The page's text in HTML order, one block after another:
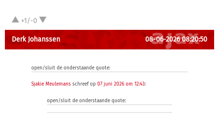
+1/-0
Derk Johanssen 08-06-2026 08:20:50
open/sluit de onderstaande quote:
Sjakie Meulemans schreef op 07 juni 2026 om 12:43:
open/sluit de onderstaande quote: